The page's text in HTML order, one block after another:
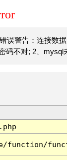
误警告：连接数
码不对; 2、mysql
function/